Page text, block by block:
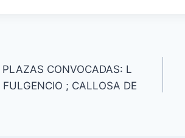
CONVOCADAS: L
; CALLOSA DE